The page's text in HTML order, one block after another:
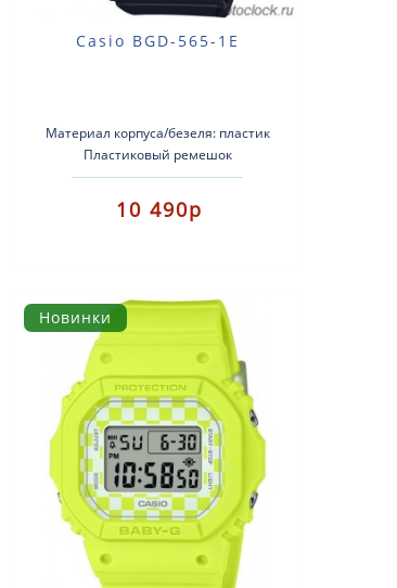
Casio BGD-565-1E
Материал корпуса/безеля: пластик
Пластиковый ремешок
Ударопрочность Минеральное
стекло Водонепроницаемость до ..
10 490р
Новинки